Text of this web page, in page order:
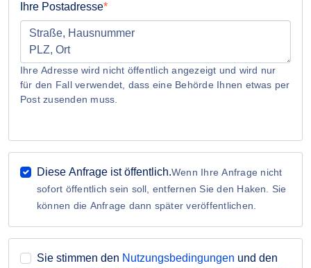
Ihre Postadresse
Ihre Adresse wird nicht öffentlich angezeigt und wird nur
für den Fall verwendet, dass eine Behörde Ihnen etwas per
Post zusenden muss.
Diese Anfrage ist öffentlich.Wenn Ihre Anfrage nicht
sofort öffentlich sein soll, entfernen Sie den Haken. Sie
können die Anfrage dann später veröffentlichen.
Sie stimmen den Nutzungsbedingungen und den